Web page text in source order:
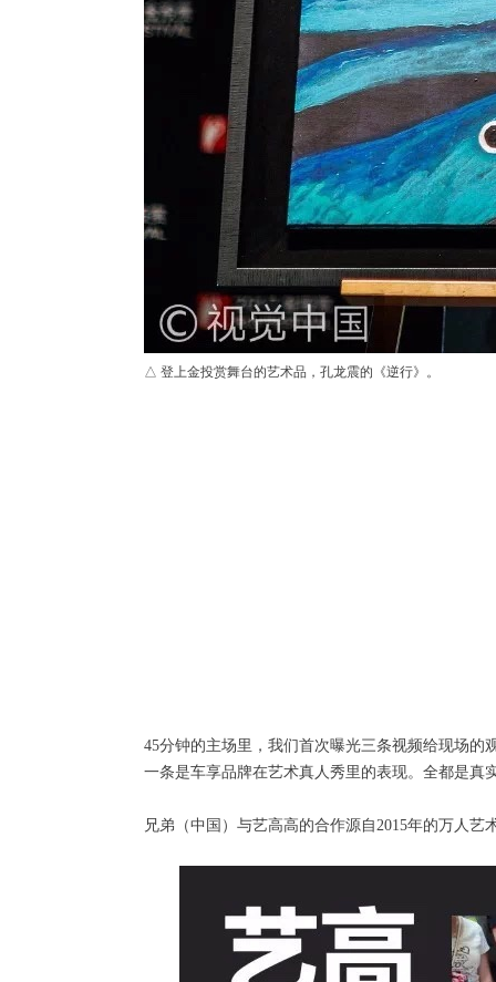
△ 登上金投赏舞台的艺术品，孔龙震的《逆行》。
45分钟的主场里，我们首次曝光三条视频给现场
一条是车享品牌在艺术真人秀里的表现。全都是真
兄弟（中国）与艺高高的合作源自2015年的万人